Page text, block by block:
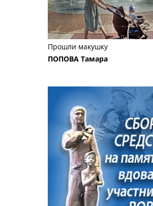
Прошли макушку
ПОПОВА Тамара